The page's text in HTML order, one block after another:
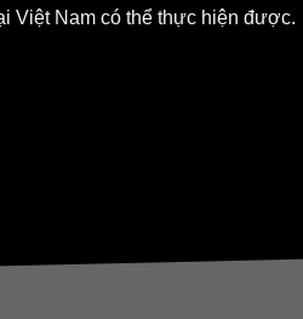
Việt Nam có thể thực hiện được.